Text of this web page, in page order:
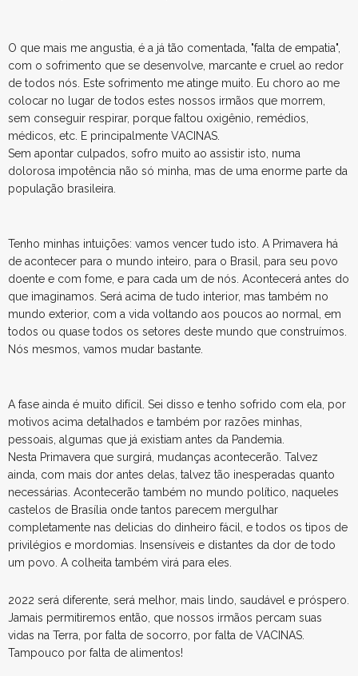
O que mais me angustia, é a já tão comentada, "falta de empatia",
com o sofrimento que se desenvolve, marcante e cruel ao redor
de todos nós. Este sofrimento me atinge muito. Eu choro ao me
colocar no lugar de todos estes nossos irmãos que morrem,
sem conseguir respirar, porque faltou oxigênio, remédios,
médicos, etc. E principalmente VACINAS.
Sem apontar culpados, sofro muito ao assistir isto, numa
dolorosa impotência não só minha, mas de uma enorme parte da
população brasileira.
Tenho minhas intuições: vamos vencer tudo isto. A Primavera há
de acontecer para o mundo inteiro, para o Brasil, para seu povo
doente e com fome, e para cada um de nós. Acontecerá antes do
que imaginamos. Será acima de tudo interior, mas também no
mundo exterior, com a vida voltando aos poucos ao normal, em
todos ou quase todos os setores deste mundo que construímos.
Nós mesmos, vamos mudar bastante.
A fase ainda é muito difícil. Sei disso e tenho sofrido com ela, por
motivos acima detalhados e também por razões minhas,
pessoais, algumas que já existiam antes da Pandemia.
Nesta Primavera que surgirá, mudanças acontecerão. Talvez
ainda, com mais dor antes delas, talvez tão inesperadas quanto
necessárias. Acontecerão também no mundo político, naqueles
castelos de Brasília onde tantos parecem mergulhar
completamente nas delicias do dinheiro fácil, e todos os tipos de
privilégios e mordomias. Insensíveis e distantes da dor de todo
um povo. A colheita também virá para eles.
2022 será diferente, será melhor, mais lindo, saudável e próspero.
Jamais permitiremos então, que nossos irmãos percam suas
vidas na Terra, por falta de socorro, por falta de VACINAS.
Tampouco por falta de alimentos!